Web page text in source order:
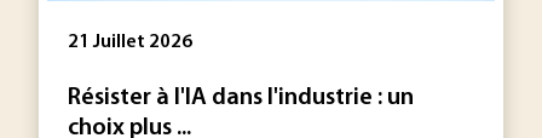
21 Juillet 2026
Résister à l'IA dans l'industrie : un
choix plus ...